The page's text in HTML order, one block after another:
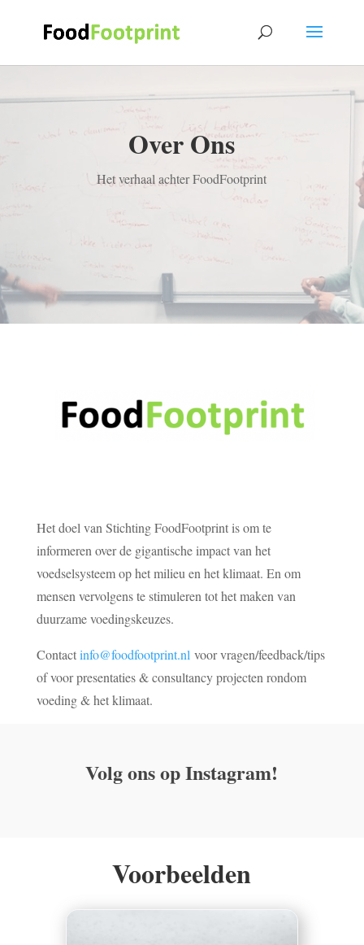
Over Ons
Het verhaal achter FoodFootprint
Het doel van Stichting FoodFootprint is om te
informeren over de gigantische impact van het
voedselsysteem op het milieu en het klimaat. En om
mensen vervolgens te stimuleren tot het maken van
duurzame voedingskeuzes.
Contactinfo@foodfootprint.nlvoor vragen/feedback/tips
of voor presentaties & consultancy projecten rondom
voeding & het klimaat.
Volg ons op Instagram!
Voorbeelden